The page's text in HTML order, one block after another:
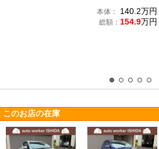
本体： 140.2万円
総額： 154.9万円
このお店の在庫